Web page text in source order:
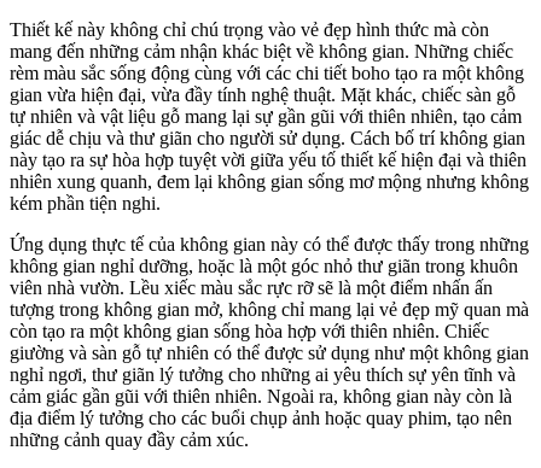
Thiết kế này không chỉ chú trọng vào vẻ đẹp hình thức mà còn
mang đến những cảm nhận khác biệt về không gian. Những chiếc
rèm màu sắc sống động cùng với các chi tiết boho tạo ra một không
gian vừa hiện đại, vừa đầy tính nghệ thuật. Mặt khác, chiếc sàn gỗ
tự nhiên và vật liệu gỗ mang lại sự gần gũi với thiên nhiên, tạo cảm
giác dễ chịu và thư giãn cho người sử dụng. Cách bố trí không gian
này tạo ra sự hòa hợp tuyệt vời giữa yếu tố thiết kế hiện đại và thiên
nhiên xung quanh, đem lại không gian sống mơ mộng nhưng không
kém phần tiện nghi.
Ứng dụng thực tế của không gian này có thể được thấy trong những
không gian nghỉ dưỡng, hoặc là một góc nhỏ thư giãn trong khuôn
viên nhà vườn. Lều xiếc màu sắc rực rỡ sẽ là một điểm nhấn ấn
tượng trong không gian mở, không chỉ mang lại vẻ đẹp mỹ quan mà
còn tạo ra một không gian sống hòa hợp với thiên nhiên. Chiếc
giường và sàn gỗ tự nhiên có thể được sử dụng như một không gian
nghỉ ngơi, thư giãn lý tưởng cho những ai yêu thích sự yên tĩnh và
cảm giác gần gũi với thiên nhiên. Ngoài ra, không gian này còn là
địa điểm lý tưởng cho các buổi chụp ảnh hoặc quay phim, tạo nên
những cảnh quay đầy cảm xúc.